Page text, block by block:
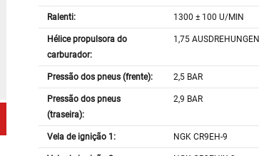
Ralenti: 1300 ± 100 U/MIN
Hélice propulsora do
carburador:
1,75 AUSDREHUNGEN
Pressão dos pneus (frente): 2,5 BAR
Pressão dos pneus
(traseira):
2,9 BAR
Vela de ignição 1: NGK CR9EH-9